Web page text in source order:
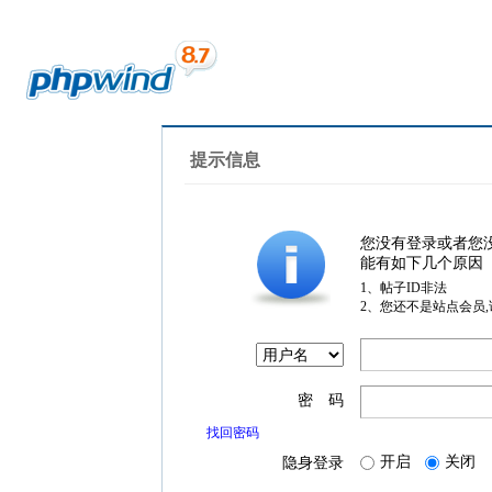
提示信息
您没有登录或者您
能有如下几个原因
1、帖子ID非法
2、您还不是站点会员
密 码
找回密码
隐身登录 开启 关闭